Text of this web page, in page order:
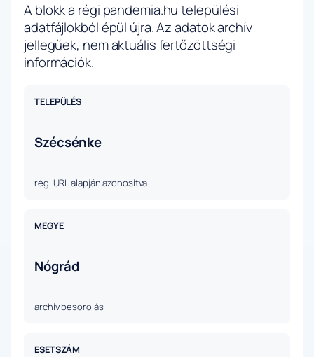
A blokk a régi pandemia.hu települési
adatfájlokból épül újra. Az adatok archív
jellegűek, nem aktuális fertőzöttségi
információk.
TELEPÜLÉS
Szécsénke
régi URL alapján azonosítva
MEGYE
Nógrád
archív besorolás
ESETSZÁM